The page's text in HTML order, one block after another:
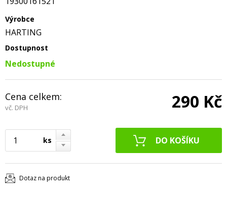
Výrobce
HARTING
Dostupnost
Nedostupné
Cena celkem:
vč. DPH 290 Kč
ks
Dotaz na produkt